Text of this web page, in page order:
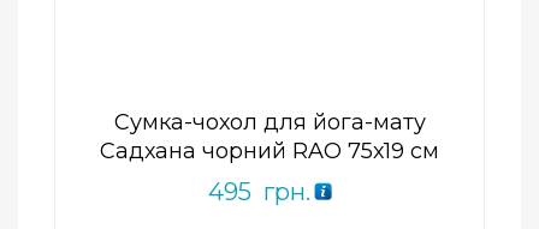
Сумка-чохол для йога-мату
Садхана чорний RAO 75х19 см
495 грн.